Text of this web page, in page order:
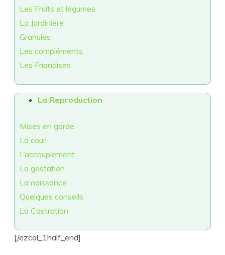
Les Fruits et légumes
La Jardinière
Granulés
Les compléments
Les Friandises
La Reproduction
Mises en garde
La cour
L’accouplement
La gestation
La naissance
Quelques conseils
La Castration
[/ezcol_1half_end]